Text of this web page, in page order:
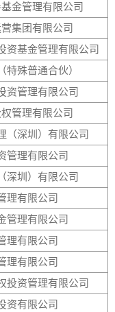
金管理有限公司
集团有限公司
资基金管理有限公司
特殊普通合伙）
资管理有限公司
管理有限公司
（深圳）有限公司
管理有限公司
深圳）有限公司
理有限公司
管理有限公司
理有限公司
理有限公司
投资管理有限公司
资有限公司